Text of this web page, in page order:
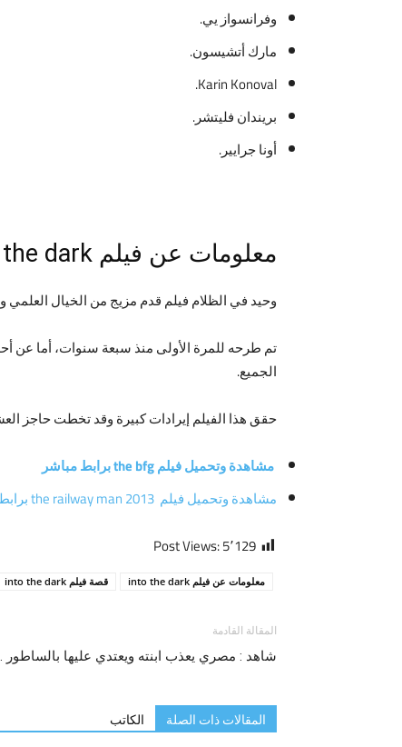
وفرانسواز يي.
مارك أتشيسون.
Karin Konoval.
بريندان فليتشر.
أونا جرايير.
معلومات عن فيلم into the dark
وحيد في الظلام فيلم قدم مزيج من الخيال العلمي
تم طرحه للمرة الأولى منذ سبعة سنوات، أما عن
الجميع.
حقق هذا الفيلم إيرادات كبيرة وقد تخطت حاجز
مشاهدة وتحميل فيلم the bfg برابط مباشر
مشاهدة وتحميل فيلم the railway man 2013 برابط مباشر
Post Views:5٬129
قصة فيلم into the dark معلومات عن فيلم into the dark
المقالة القادمة
شاهد : مصري يعذب ابنته ويعتدي عليها بالساطور
المقالات ذات الصلة الكاتب